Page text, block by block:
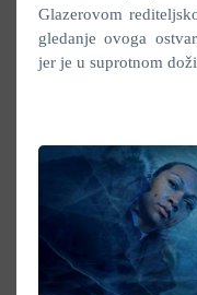
Glazerovom
gledanje ovoga
jer je u suprotnom